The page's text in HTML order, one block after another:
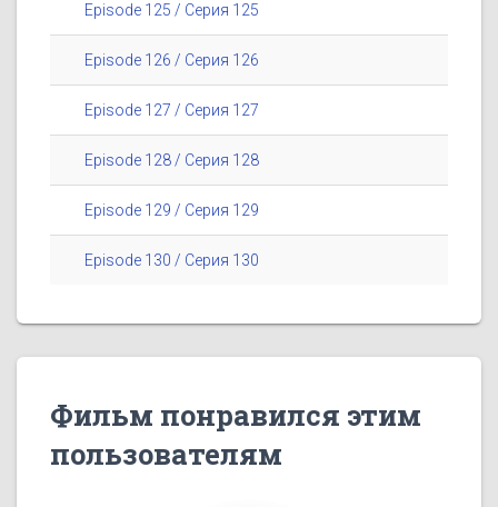
Episode 125 / Серия 125
Episode 126 / Серия 126
Episode 127 / Серия 127
Episode 128 / Серия 128
Episode 129 / Серия 129
Episode 130 / Серия 130
Фильм понравился этим
пользователям